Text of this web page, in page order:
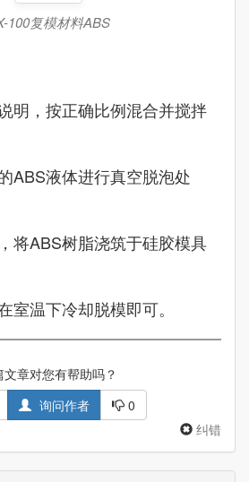
100复模材料ABS
明，按正确比例混合并搅拌
ABS液体进行真空脱泡处
将ABS树脂浇筑于硅胶模具
室温下冷却脱模即可。
文章对您有帮助吗？
询问作者
0
纠错